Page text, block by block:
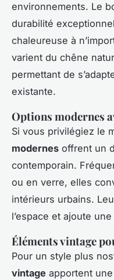
environnements. Le
durabilité
chaleureuse à
varient du chêne
permettant de
existante.
Options modernes
Si vous privilégiez le
modernes offrent un
contemporain.
ou en verre, elles
intérieurs urbains.
l’espace et ajoute
Éléments vintage
Pour un style plus
vintage apportent